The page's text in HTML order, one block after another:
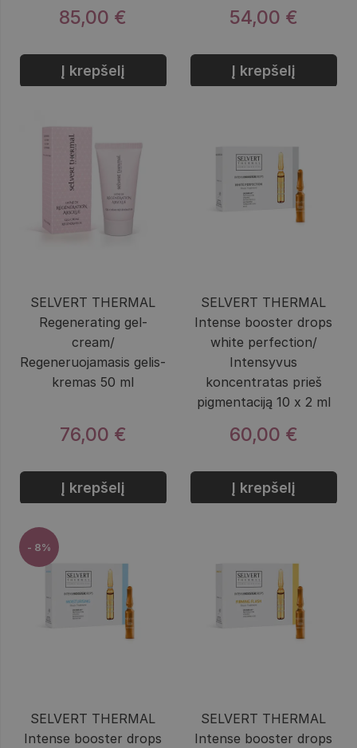
85,00 €
Į krepšelį
54,00 €
Į krepšelį
SELVERT THERMAL
Regenerating gel-
cream/
Regeneruojamasis gelis-
kremas 50 ml
76,00 €
Į krepšelį
SELVERT THERMAL
Intense booster drops
white perfection/
Intensyvus
koncentratas prieš
pigmentaciją 10 x 2 ml
60,00 €
Į krepšelį
SELVERT THERMAL
Intense booster drops
- 8%
SELVERT THERMAL
Intense booster drops